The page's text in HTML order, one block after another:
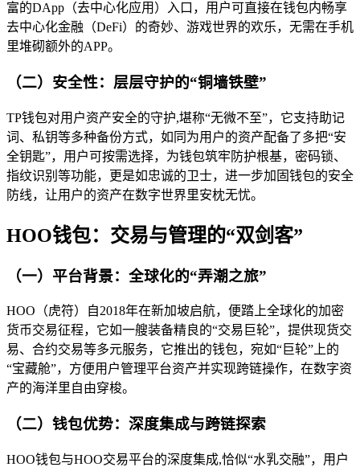
富的DApp（去中心化应用）入口，用户可直接在钱包内畅享
去中心化金融（DeFi）的奇妙、游戏世界的欢乐，无需在手机
里堆砌额外的APP。
（二）安全性：层层守护的“铜墙铁壁”
TP钱包对用户资产安全的守护,堪称“无微不至”，它支持助记
词、私钥等多种备份方式，如同为用户的资产配备了多把“安
全钥匙”，用户可按需选择，为钱包筑牢防护根基，密码锁、
指纹识别等功能，更是如忠诚的卫士，进一步加固钱包的安全
防线，让用户的资产在数字世界里安枕无忧。
HOO钱包：交易与管理的“双剑客”
（一）平台背景：全球化的“弄潮之旅”
HOO（虎符）自2018年在新加坡启航，便踏上全球化的加密
货币交易征程，它如一艘装备精良的“交易巨轮”，提供现货交
易、合约交易等多元服务，它推出的钱包，宛如“巨轮”上的
“宝藏舱”，方便用户管理平台资产并实现跨链操作，在数字资
产的海洋里自由穿梭。
（二）钱包优势：深度集成与跨链探索
HOO钱包与HOO交易平台的深度集成,恰似“水乳交融”，用户